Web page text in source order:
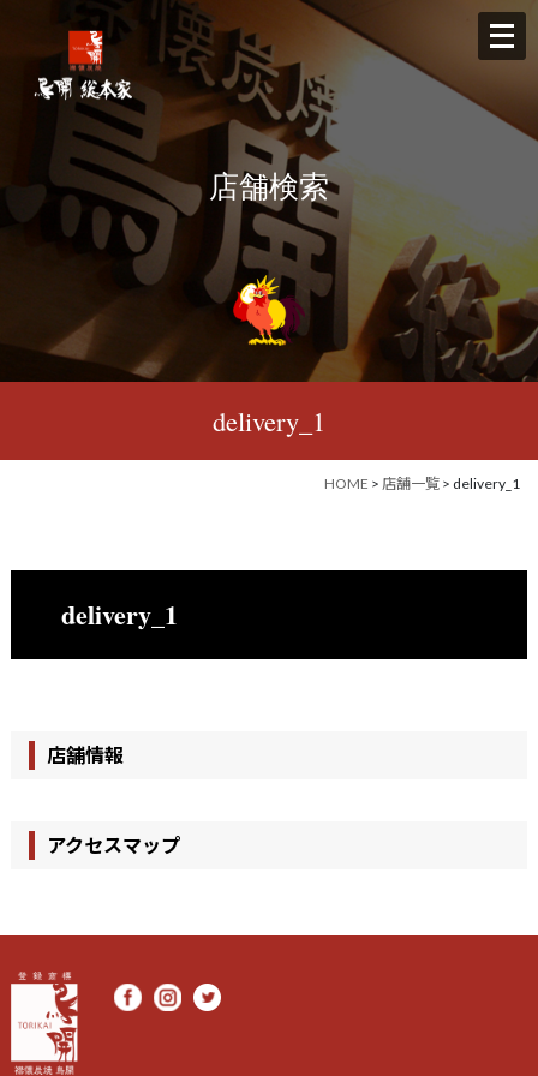
メ
ニ
ュ
く
店舗検索
delivery_1
HOME > 店舗一覧 > delivery_1
delivery_1
店舗情報
アクセスマップ